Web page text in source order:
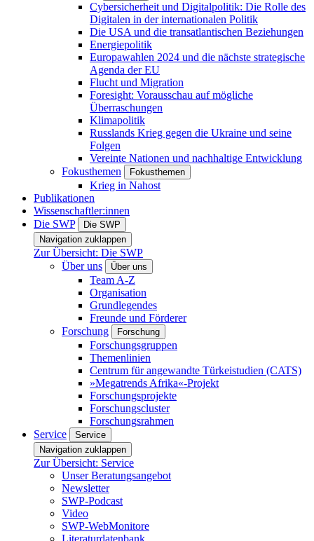
Cybersicherheit und Digitalpolitik: Die Rolle des
Digitalen in der internationalen Politik
Die USA und die transatlantischen Beziehungen
Energiepolitik
Europawahlen 2024 und die nächste strategische
Agenda der EU
Flucht und Migration
Foresight: Vorausschau auf mögliche
Überraschungen
Klimapolitik
Russlands Krieg gegen die Ukraine und seine
Folgen
Vereinte Nationen und nachhaltige Entwicklung
Fokusthemen
Fokusthemen
Krieg in Nahost
Publikationen
Wissenschaftler:innen
Die SWP
Die SWP
Navigation zuklappen
Zur Übersicht: Die SWP
Über uns
Über uns
Team A-Z
Organisation
Grundlegendes
Freunde und Förderer
Forschung
Forschung
Forschungsgruppen
Themenlinien
Centrum für angewandte Türkeistudien (CATS)
»Megatrends Afrika«-Projekt
Forschungsprojekte
Forschungscluster
Forschungsrahmen
Service
Service
Navigation zuklappen
Zur Übersicht: Service
Unser Beratungsangebot
Newsletter
SWP-Podcast
Video
SWP-WebMonitore
Literaturdatenbank